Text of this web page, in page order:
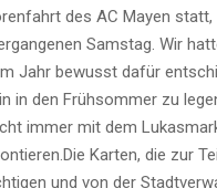
des AC Mayen statt,
Samstag. Wir
Jahr bewusst dafür
in den Frühsommer zu
immer mit dem
Karten, die zur
und von der